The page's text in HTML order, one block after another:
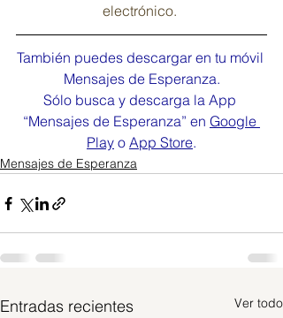
electrónico.
También puedes descargar en tu móvil
Mensajes de Esperanza.
Sólo busca y descarga la App
“Mensajes de Esperanza” en Google
Play o App Store.
Mensajes de Esperanza
Entradas recientes Ver todo